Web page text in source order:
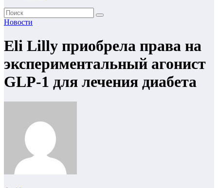
Новости
Eli Lilly приобрела права на
экспериментальный агонист
GLP-1 для лечения диабета